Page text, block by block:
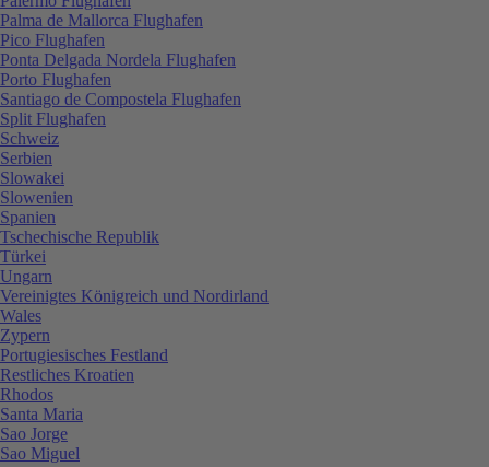
Palma de Mallorca Flughafen
Pico Flughafen
Ponta Delgada Nordela Flughafen
Porto Flughafen
Santiago de Compostela Flughafen
Split Flughafen
Schweiz
Serbien
Slowakei
Slowenien
Spanien
Tschechische Republik
Türkei
Ungarn
Vereinigtes Königreich und Nordirland
Wales
Zypern
Portugiesisches Festland
Restliches Kroatien
Rhodos
Santa Maria
Sao Jorge
Sao Miguel